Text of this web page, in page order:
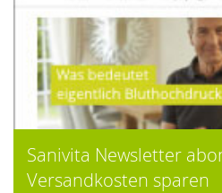
Sanivita Newsletter
Versandkosten sparen